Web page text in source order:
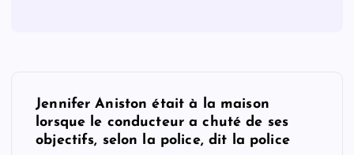
Jennifer Aniston était à la maison
lorsque le conducteur a chuté de ses
objectifs, selon la police, dit la police